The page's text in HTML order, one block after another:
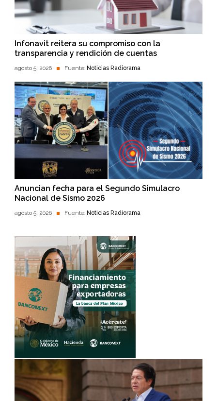
Infonavit reitera su compromiso con la
transparencia y rendición de cuentas
agosto 5, 2026 Fuente: Noticias Radiorama
Anuncian fecha para el Segundo Simulacro
Nacional de Sismo 2026
agosto 5, 2026 Fuente: Noticias Radiorama